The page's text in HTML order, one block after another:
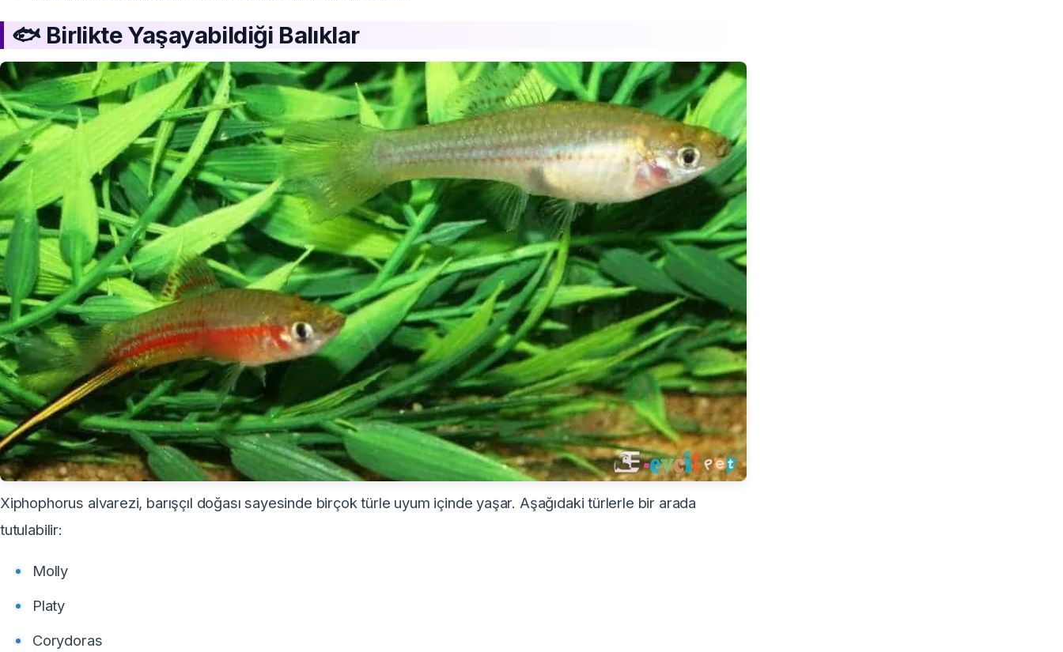
🐟 Birlikte Yaşayabildiği Balıklar
Xiphophorus alvarezi, barışçıl doğası sayesinde birçok türle uyum içinde yaşar. Aşağıdaki türlerle bir arada
tutulabilir:
Molly
Platy
Corydoras